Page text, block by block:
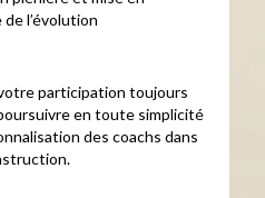
l’évolution
participation toujours
en toute simplicité
des coachs dans